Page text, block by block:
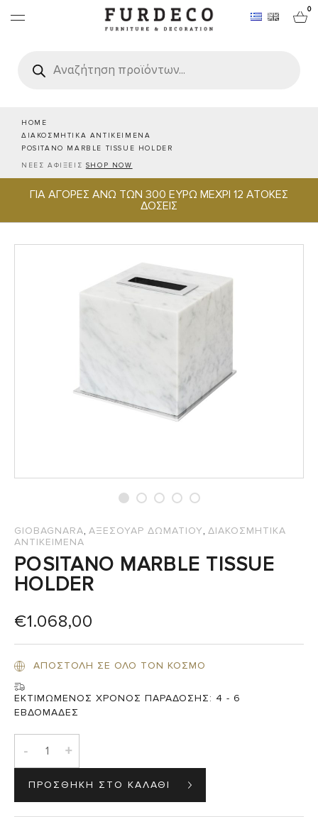
0
search
HOME
ΔΙΑΚΟΣΜΗΤΙΚΑ ΑΝΤΙΚΕΙΜΕΝΑ
POSITANO MARBLE TISSUE HOLDER
ΝΕΕΣ ΑΦΙΞΕΙΣ SHOP NOW
ΓΙΑ ΑΓΟΡΕΣ ΑΝΩ ΤΩΝ 300 ΕΥΡΩ ΜΕΧΡΙ 12 ΑΤΟΚΕΣ
ΔΟΣΕΙΣ
ΕΠΙΠΛΑ
ΧΑΛΙΑ
ΕΙΔΗ ΣΕΡΒΙΡΙΣΜΑΤΟΣ & ΦΙΛΟΞΕΝΙΑΣ
GIOBAGNARA, ΑΞΕΣΟΥΑΡ ΔΩΜΑΤΙΟΥ, ΔΙΑΚΟΣΜΗΤΙΚΑ
ΑΝΤΙΚΕΙΜΕΝΑ
POSITANO MARBLE TISSUE
HOLDER
€1.068,00
ΑΠΟΣΤΟΛΗ ΣΕ ΟΛΟ ΤΟΝ ΚΟΣΜΟ
ΕΚΤΙΜΩΜΕΝΟΣ ΧΡΟΝΟΣ ΠΑΡΑΔΟΣΗΣ: 4 - 6
ΕΒΔΟΜΑΔΕΣ
- +